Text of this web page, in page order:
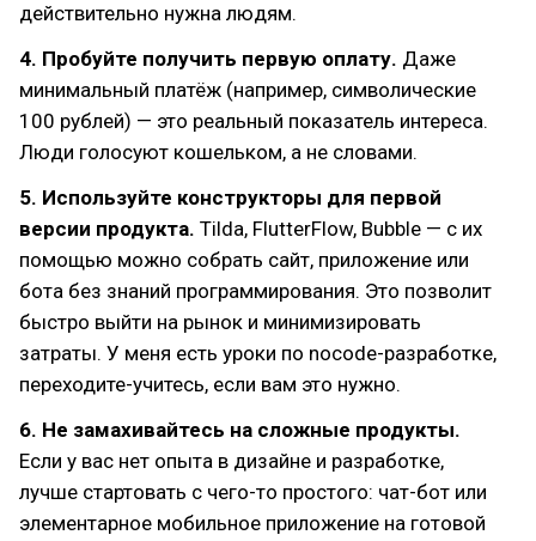
действительно нужна людям.
4. Пробуйте получить первую оплату. Даже
минимальный платёж (например, символические
100 рублей) — это реальный показатель интереса.
Люди голосуют кошельком, а не словами.
5. Используйте конструкторы для первой
версии продукта. Tilda, FlutterFlow, Bubble — с их
помощью можно собрать сайт, приложение или
бота без знаний программирования. Это позволит
быстро выйти на рынок и минимизировать
затраты. У меня есть уроки по nocode-разработке,
переходите-учитесь, если вам это нужно.
6. Не замахивайтесь на сложные продукты.
Если у вас нет опыта в дизайне и разработке,
лучше стартовать с чего-то простого: чат-бот или
элементарное мобильное приложение на готовой